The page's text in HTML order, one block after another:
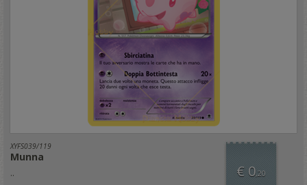
XYFS039/119
Munna
.. € 0,20